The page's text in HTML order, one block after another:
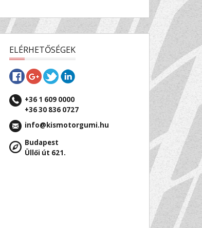
ELÉRHETŐSÉGEK
+36 1 609 0000
+36 30 836 0727
info@kismotorgumi.hu
Budapest
Üllői út 621.